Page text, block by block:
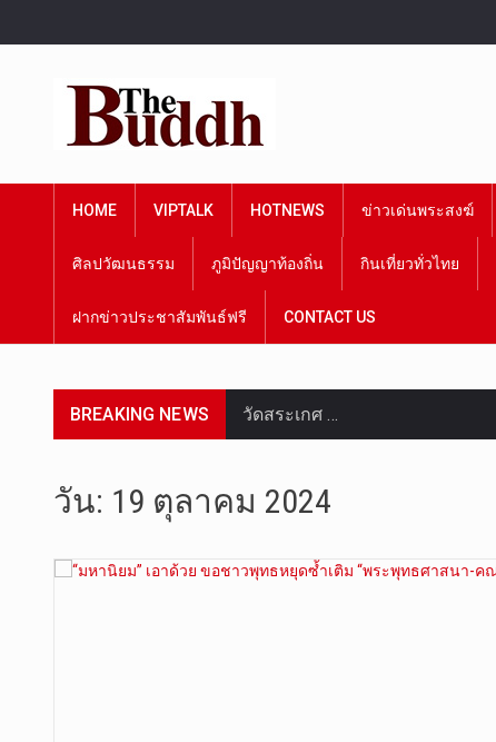
HOME VIPTALK HOTNEWS ข่าวเด่นพระสงฆ์
ศิลปวัฒนธรรม ภูมิปัญญาท้องถิ่น กินเที่ยวทั่วไทย
ฝากข่าวประชาสัมพันธ์ฟรี CONTACT US
BREAKING NEWS วัดสระเกศ …
การประกาศใ…
วันที่ 5 ส…
วัน: 19 ตุลาคม 2024